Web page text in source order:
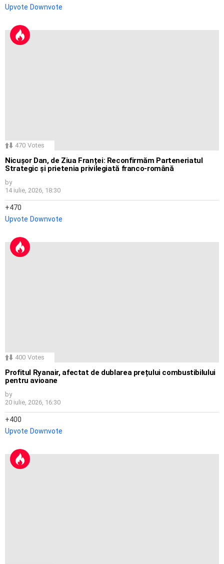
Upvote Downvote
470 Votes
Nicușor Dan, de Ziua Franței: Reconfirmăm Parteneriatul
Strategic și prietenia privilegiată franco-română
by
14 iulie, 2026, 18:30
470
Upvote Downvote
400 Votes
Profitul Ryanair, afectat de dublarea prețului combustibilului
pentru avioane
by
20 iulie, 2026, 16:30
400
Upvote Downvote